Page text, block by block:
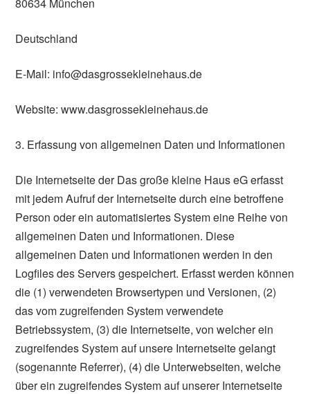
Deutschland
E-Mail: info@dasgrossekleinehaus.de
Website: www.dasgrossekleinehaus.de
3. Erfassung von allgemeinen Daten und Informationen
Die Internetseite der Das große kleine Haus eG erfasst
mit jedem Aufruf der Internetseite durch eine betroffene
Person oder ein automatisiertes System eine Reihe von
allgemeinen Daten und Informationen. Diese
allgemeinen Daten und Informationen werden in den
Logfiles des Servers gespeichert. Erfasst werden können
die (1) verwendeten Browsertypen und Versionen, (2)
das vom zugreifenden System verwendete
Betriebssystem, (3) die Internetseite, von welcher ein
zugreifendes System auf unsere Internetseite gelangt
(sogenannte Referrer), (4) die Unterwebseiten, welche
über ein zugreifendes System auf unserer Internetseite